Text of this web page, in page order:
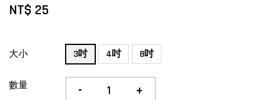
NT$ 25
大小 3吋 4吋 8吋
數量 - +